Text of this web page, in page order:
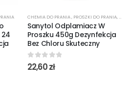
24
CHEMIA DO PRANIA, PROSZKI DO PRANIA,ŻELE
Sanytol Odplamiacz W
Proszku 450g Dezynfekcja
Bez Chloru Skuteczny
0out of 5
22,60zł